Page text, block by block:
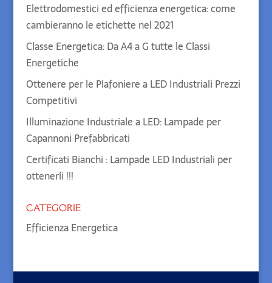
Elettrodomestici ed efficienza energetica: come
cambieranno le etichette nel 2021
Classe Energetica: Da A4 a G tutte le Classi
Energetiche
Ottenere per le Plafoniere a LED Industriali Prezzi
Competitivi
Illuminazione Industriale a LED: Lampade per
Capannoni Prefabbricati
Certificati Bianchi : Lampade LED Industriali per
ottenerli !!!
CATEGORIE
Efficienza Energetica